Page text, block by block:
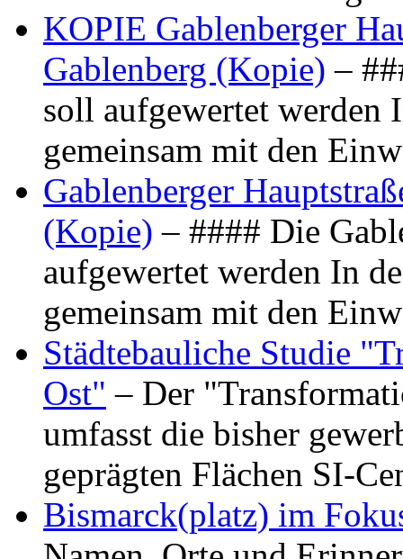
KOPIE Gablenberger
Gablenberg (Kopie) –
soll aufgewertet werden
gemeinsam mit den
Gablenberger
(Kopie) – #### Die
aufgewertet werden In
gemeinsam mit den
Städtebauliche Studie
Ost" – Der
umfasst die bisher
geprägten Flächen SI-
Bismarck(platz) im